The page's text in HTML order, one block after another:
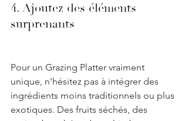
4. Ajoutez des éléments
surprenants
Pour un Grazing Platter vraiment
unique, n’hésitez pas à intégrer des
ingrédients moins traditionnels ou plus
exotiques. Des fruits séchés, des